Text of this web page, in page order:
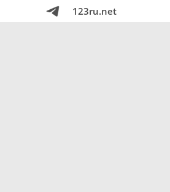
123ru.net